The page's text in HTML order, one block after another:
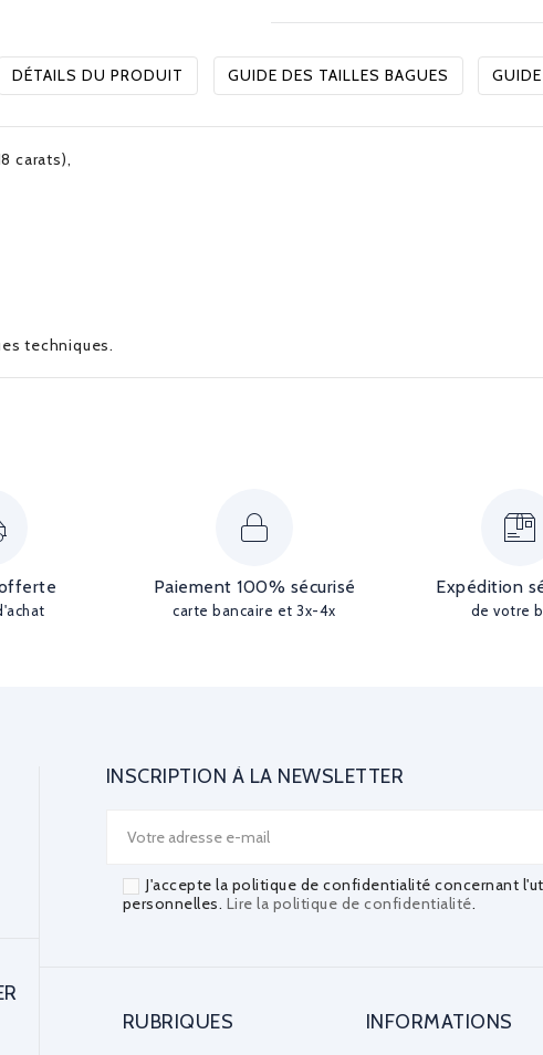
DÉTAILS DU PRODUIT GUIDE DES TAILLES BAGUES
carats),
techniques.
Paiement 100% sécurisé
carte bancaire et 3x-4x
Expédition
de votre
INSCRIPTION À LA NEWSLETTER
J'accepte la politique de confidentialité concernant
personnelles. Lire la politique de confidentialité.
RUBRIQUES INFORMATIONS